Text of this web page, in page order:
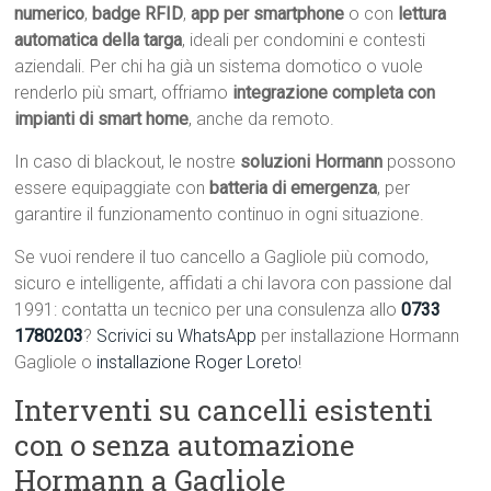
numerico, badge RFID,app per smartphone o con lettura
automatica della targa, ideali per condomini e contesti
aziendali. Per chi ha già un sistema domotico o vuole
renderlo più smart, offriamo integrazione completa con
impianti di smart home, anche da remoto.
In caso di blackout, le nostre soluzioni Hormann possono
essere equipaggiate con batteria di emergenza, per
garantire il funzionamento continuo in ogni situazione.
Se vuoi rendere il tuo cancello a Gagliole più comodo,
sicuro e intelligente, affidati a chi lavora con passione dal
1991: contatta un tecnico per una consulenza allo0733
1780203? Scrivici su WhatsApp per installazione Hormann
Gagliole o installazione Roger Loreto!
Interventi su cancelli esistenti
con o senza automazione
Hormann a Gagliole